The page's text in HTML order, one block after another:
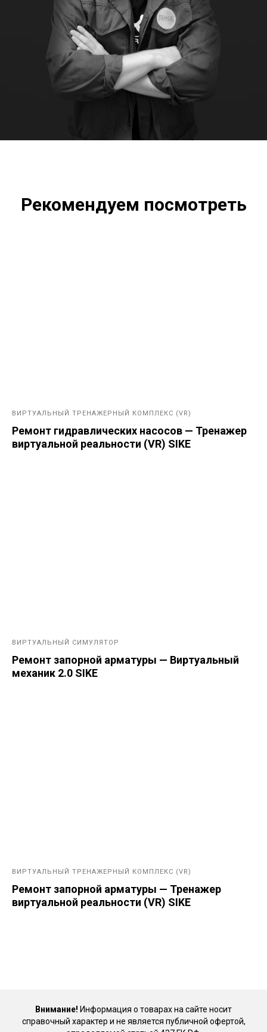
Рекомендуем посмотреть
ВИРТУАЛЬНЫЙ ТРЕНАЖЕРНЫЙ КОМПЛЕКС (VR)
Ремонт гидравлических насосов — Тренажер
виртуальной реальности (VR) SIKE
ВИРТУАЛЬНЫЙ СИМУЛЯТОР
Ремонт запорной арматуры — Виртуальный
механик 2.0 SIKE
ВИРТУАЛЬНЫЙ ТРЕНАЖЕРНЫЙ КОМПЛЕКС (VR)
Ремонт запорной арматуры — Тренажер
виртуальной реальности (VR) SIKE
Внимание! Информация о товарах на сайте носит
справочный характер и не является публичной офертой,